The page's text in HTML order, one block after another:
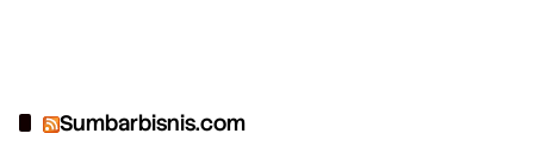
Sumbarbisnis.com